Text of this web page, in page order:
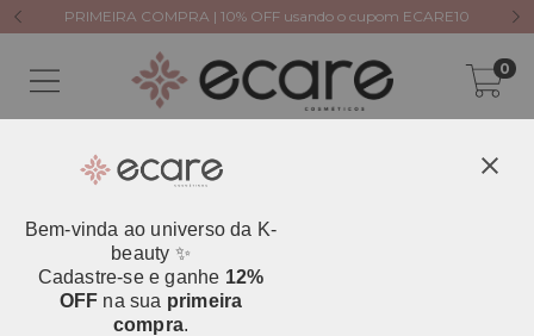
PRIMEIRA COMPRA | 10% OFF usando o cupom ECARE10
0
Início > Necessidade da Pele
Aumentar Firmeza e Elasticidade
Aumentar Firmeza e
Bem-vinda ao universo da K-
beauty ✨
Cadastre-se e ganhe 12%
OFF na sua primeira
compra.